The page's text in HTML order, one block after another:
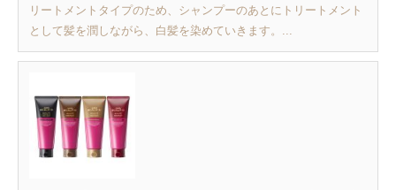
リートメントタイプのため、シャンプーのあとにトリートメント
として髪を潤しながら、白髪を染めていきます。...